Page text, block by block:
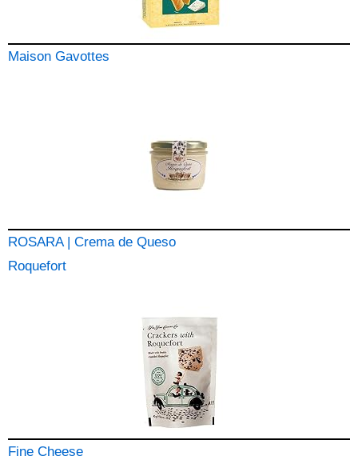
Maison Gavottes
ROSARA | Crema de Queso
Roquefort
Fine Cheese